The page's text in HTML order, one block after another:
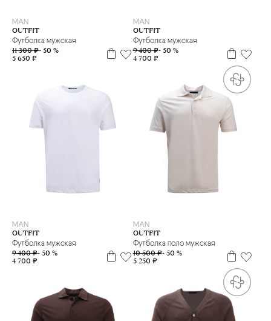
MAN
OUTFIT
Футболка мужская
11 300 ₽- 50 %
5 650 ₽
MAN
OUTFIT
Футболка мужская
9 400 ₽- 50 %
4 700 ₽
MAN
OUTFIT
Футболка мужская
9 400 ₽- 50 %
4 700 ₽
MAN
OUTFIT
Футболка поло мужская
10 500 ₽- 50 %
5 250 ₽